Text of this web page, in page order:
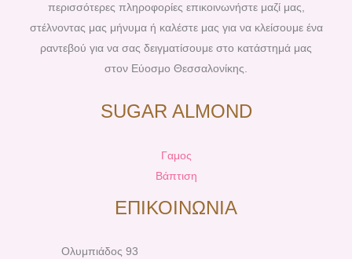
περισσότερες πληροφορίες επικοινωνήστε μαζί μας,
στέλνοντας μας μήνυμα ή καλέστε μας για να κλείσουμε ένα
ραντεβού για να σας δειγματίσουμε στο κατάστημά μας
στον Εύοσμο Θεσσαλονίκης.
SUGAR ALMOND
Γαμος
Βάπτιση
ΕΠΙΚΟΙΝΩΝΙΑ
Ολυμπιάδος 93